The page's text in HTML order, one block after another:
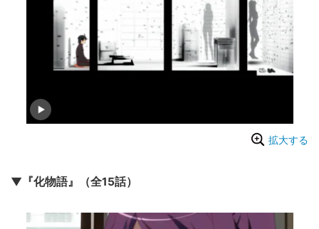
拡大する
▼『化物語』（全15話）